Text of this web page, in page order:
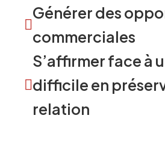
Générer des
commerciales
S’affirmer face à
difficile en
relation